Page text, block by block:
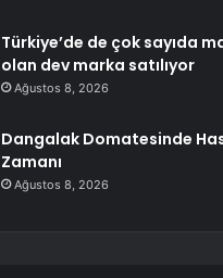
Türkiye’de de çok sayıda
olan dev marka satılıyor
Ağustos 8, 2026
Dangalak Domatesinde
Zamanı
Ağustos 8, 2026